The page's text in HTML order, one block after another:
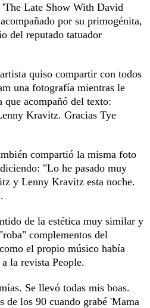
'The Late Show With David
por su primogénita,
del reputado tatuador
quiso compartir con todos
una fotografía mientras le
que acompañó del texto:
Kravitz. Gracias Tye
compartió la misma foto
"Lo he pasado muy
y Lenny Kravitz esta noche.
de la estética muy similar y
complementos del
el propio músico había
la revista People.
Se llevó todas mis boas.
de los 90 cuando grabé 'Mama